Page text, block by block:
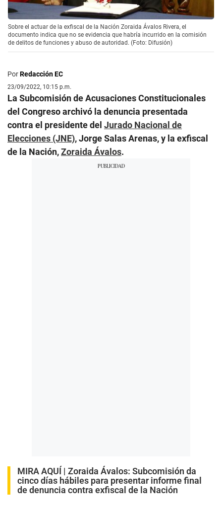
Sobre el actuar de la exfiscal de la Nación Zoraida Ávalos Rivera, el
documento indica que no se evidencia que habría incurrido en la comisión
de delitos de funciones y abuso de autoridad. (Foto: Difusión)
PorRedacción EC
23/09/2022, 10:15 p.m.
La Subcomisión de Acusaciones Constitucionales
del Congreso archivó la denuncia presentada
contra el presidente del Jurado Nacional de
Elecciones (JNE), Jorge Salas Arenas, y la exfiscal
de la Nación,Zoraida Ávalos.
MIRA AQUÍ | Zoraida Ávalos: Subcomisión da
cinco días hábiles para presentar informe final
de denuncia contra exfiscal de la Nación